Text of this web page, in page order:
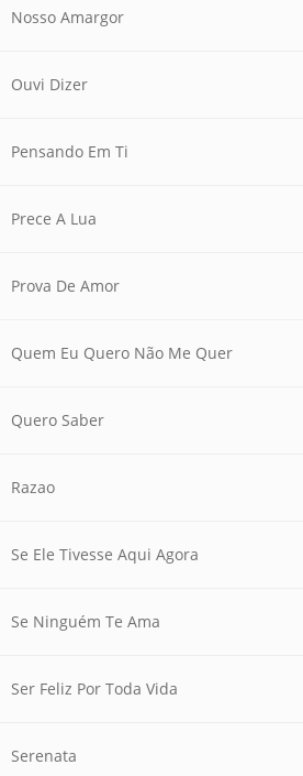
Nosso Amargor
Ouvi Dizer
Pensando Em Ti
Prece A Lua
Prova De Amor
Quem Eu Quero Não Me Quer
Quero Saber
Razao
Se Ele Tivesse Aqui Agora
Se Ninguém Te Ama
Ser Feliz Por Toda Vida
Serenata